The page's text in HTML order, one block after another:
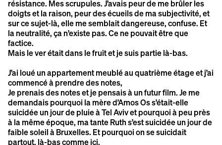
résistance. Mes scrupules. J’avais peur de me brûler les
doigts et la raison, peur des écueils de ma subjectivité, et
sur ce sujet-là, elle me semblait dangereuse, confuse. Et
la neutralité, ça n’existe pas. Ce ne pouvait être que
factice.
Mais le ver était dans le fruit et je suis partie là-bas.
J’ai loué un appartement meublé au quatrième étage et j’ai
commencé à prendre des notes,
Je prenais des notes et je pensais à un futur film. Je me
demandais pourquoi la mère d’Amos Os s’était-elle
suicidée un jour de pluie à Tel Aviv et pourquoi à peu près
à la même époque, ma tante Ruth s’est suicidée un jour de
faible soleil à Bruxelles. Et pourquoi on se suicidait
partout, là-bas comme ici.